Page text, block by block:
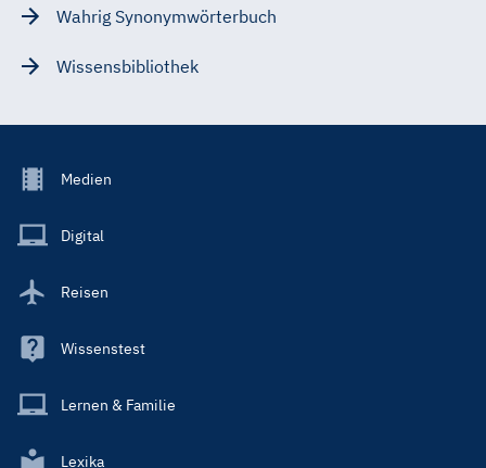
Wahrig Synonymwörterbuch
Wissensbibliothek
Footer
Main
Medien
Digital
Reisen
Wissenstest
Lernen & Familie
Lexika